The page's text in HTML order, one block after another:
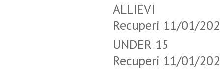
ALLIEVI
Recuperi 11/01/
UNDER
Recuperi 11/01/